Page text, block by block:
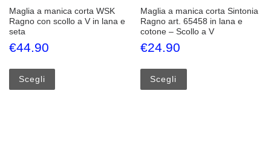
Maglia a manica corta WSK
Ragno con scollo a V in lana e
seta
€44.90
Scegli
Maglia a manica corta Sintonia
Ragno art. 65458 in lana e
cotone – Scollo a V
€24.90
Scegli